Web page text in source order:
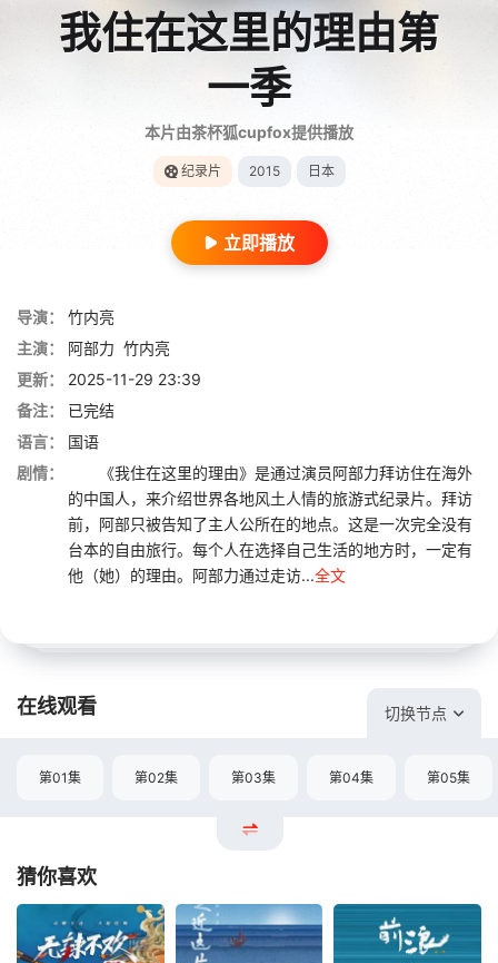
我住在这里的理由第
一季
本片由茶杯狐cupfox提供播放
纪录片 2015 日本
立即播放
导演：
竹内亮
主演：
阿部力 竹内亮
更新：
2025-11-29 23:39
备注：
已完结
语言：
国语
剧情：
《我住在这里的理由》是通过演员阿部力拜访住在海外
的中国人，来介绍世界各地风土人情的旅游式纪录片。拜访
前，阿部只被告知了主人公所在的地点。这是一次完全没有
台本的自由旅行。每个人在选择自己生活的地方时，一定有
他（她）的理由。阿部力通过走访...全文
在线观看 切换节点
第01集 第02集 第03集 第04集 第05集
猜你喜欢